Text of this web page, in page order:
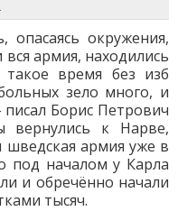
окружения,
армия, находились
такое время без изб
зело много, и
Борис Петрович
вернулись к Нарве,
шведская армия уже в
под началом у Карла
и обречённо начали
тысяч.